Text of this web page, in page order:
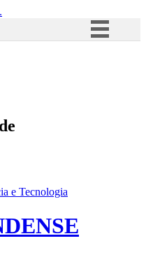
Acesso à informação
e Tecnologia